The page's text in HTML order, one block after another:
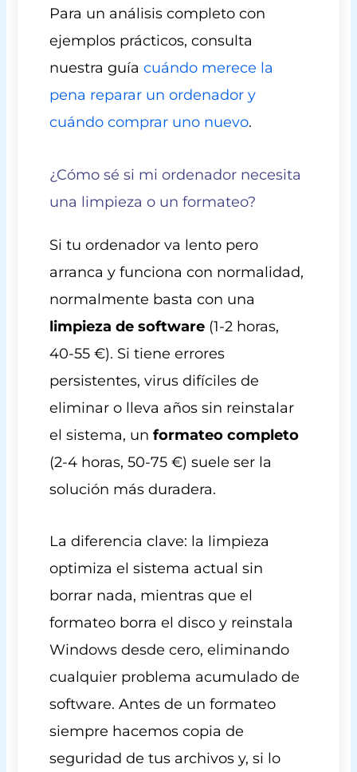
Para un análisis completo con
ejemplos prácticos, consulta
nuestra guíacuándo merece la
pena reparar un ordenador y
cuándo comprar uno nuevo.
¿Cómo sé si mi ordenador necesita
una limpieza o un formateo?
Si tu ordenador va lento pero
arranca y funciona con normalidad,
normalmente basta con una
limpieza de software (1-2 horas,
40-55 €). Si tiene errores
persistentes, virus difíciles de
eliminar o lleva años sin reinstalar
el sistema, unformateo completo
(2-4 horas, 50-75 €) suele ser la
solución más duradera.
La diferencia clave: la limpieza
optimiza el sistema actual sin
borrar nada, mientras que el
formateo borra el disco y reinstala
Windows desde cero, eliminando
cualquier problema acumulado de
software. Antes de un formateo
siempre hacemos copia de
seguridad de tus archivos y, si lo